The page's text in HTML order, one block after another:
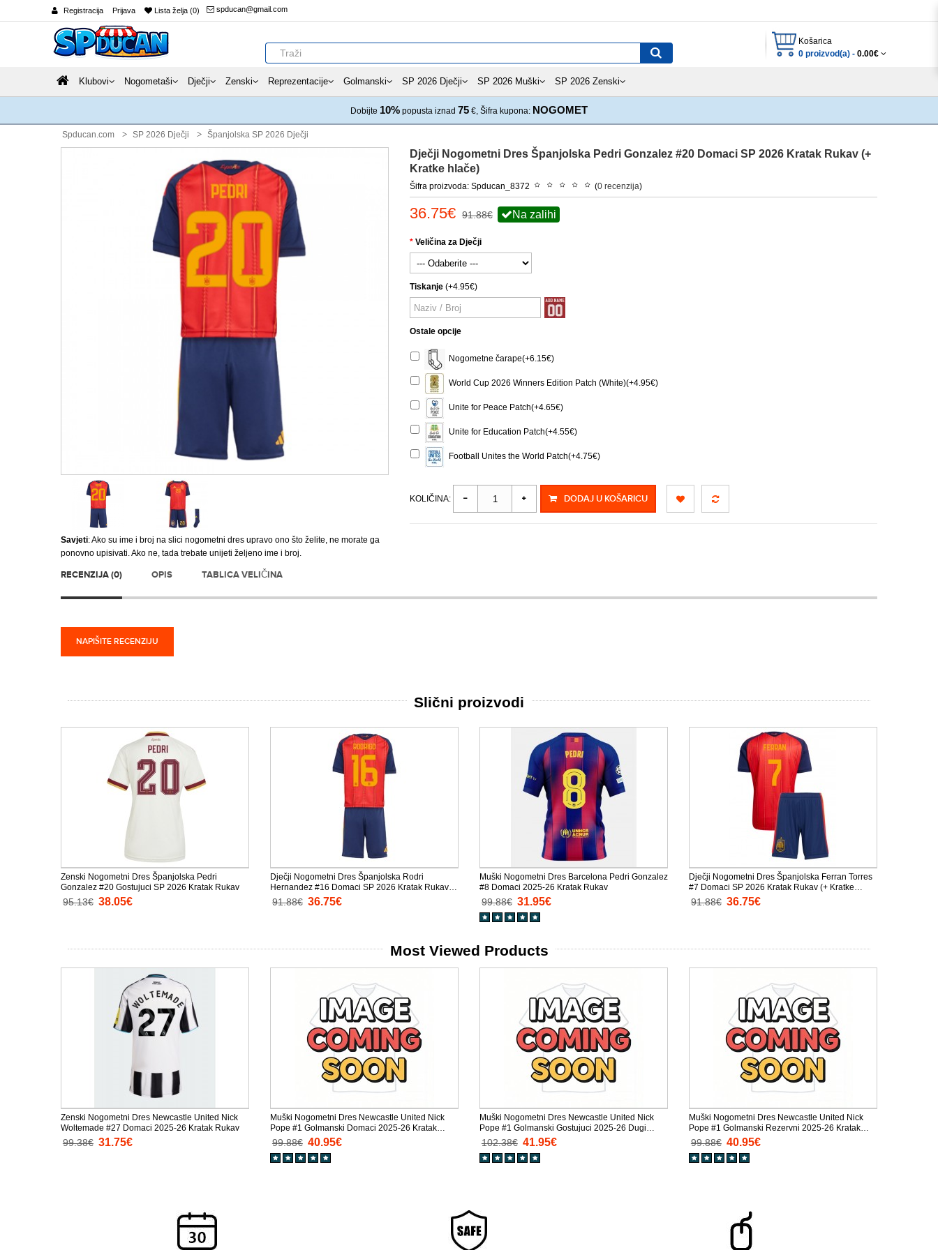
Registracija Prijava Lista želja (0) spducan@gmail.com
Košarica
0 proizvod(a) - 0.00€
Klubovi Nogometaši Dječji Zenski Reprezentacije Golmanski SP 2026 Dječji SP 2026 Muški SP 2026 Zenski
Dobijte 10% popusta iznad 75 €, Šifra kupona: NOGOMET
Spducan.com SP 2026 Dječji Španjolska SP 2026 Dječji
Savjeti: Ako su ime i broj na slici nogometni dres upravo ono što želite, ne morate ga
ponovno upisivati. Ako ne, tada trebate unijeti željeno ime i broj.
Dječji Nogometni Dres Španjolska Pedri Gonzalez #20 Domaci SP 2026 Kratak Rukav (+
Kratke hlače)
Šifra proizvoda: Spducan_8372 (0 recenzija)
36.75€ 91.88€ Na zalihi
Veličina za Dječji
Tiskanje (+4.95€)
Ostale opcije
Nogometne čarape(+6.15€)
World Cup 2026 Winners Edition Patch (White)(+4.95€)
Unite for Peace Patch(+4.65€)
Unite for Education Patch(+4.55€)
Football Unites the World Patch(+4.75€)
KOLIČINA: DODAJ U KOŠARICU
RECENZIJA (0) OPIS TABLICA VELIČINA
NAPIŠITE RECENZIJU
Slični proizvodi
Zenski Nogometni Dres Španjolska Pedri
Gonzalez #20 Gostujuci SP 2026 Kratak Rukav
95.13€ 38.05€
Dječji Nogometni Dres Španjolska Rodri
Hernandez #16 Domaci SP 2026 Kratak Rukav (+
Kratke hlače)
91.88€ 36.75€
Muški Nogometni Dres Barcelona Pedri Gonzalez
#8 Domaci 2025-26 Kratak Rukav
99.88€ 31.95€
Dječji Nogometni Dres Španjolska Ferran Torres
#7 Domaci SP 2026 Kratak Rukav (+ Kratke
hlače)
91.88€ 36.75€
Most Viewed Products
Zenski Nogometni Dres Newcastle United Nick
Woltemade #27 Domaci 2025-26 Kratak Rukav
99.38€ 31.75€
Muški Nogometni Dres Newcastle United Nick
Pope #1 Golmanski Domaci 2025-26 Kratak
Rukav
99.88€ 40.95€
Muški Nogometni Dres Newcastle United Nick
Pope #1 Golmanski Gostujuci 2025-26 Dugi
Rukav
102.38€ 41.95€
Muški Nogometni Dres Newcastle United Nick
Pope #1 Golmanski Rezervni 2025-26 Kratak
Rukav
99.88€ 40.95€